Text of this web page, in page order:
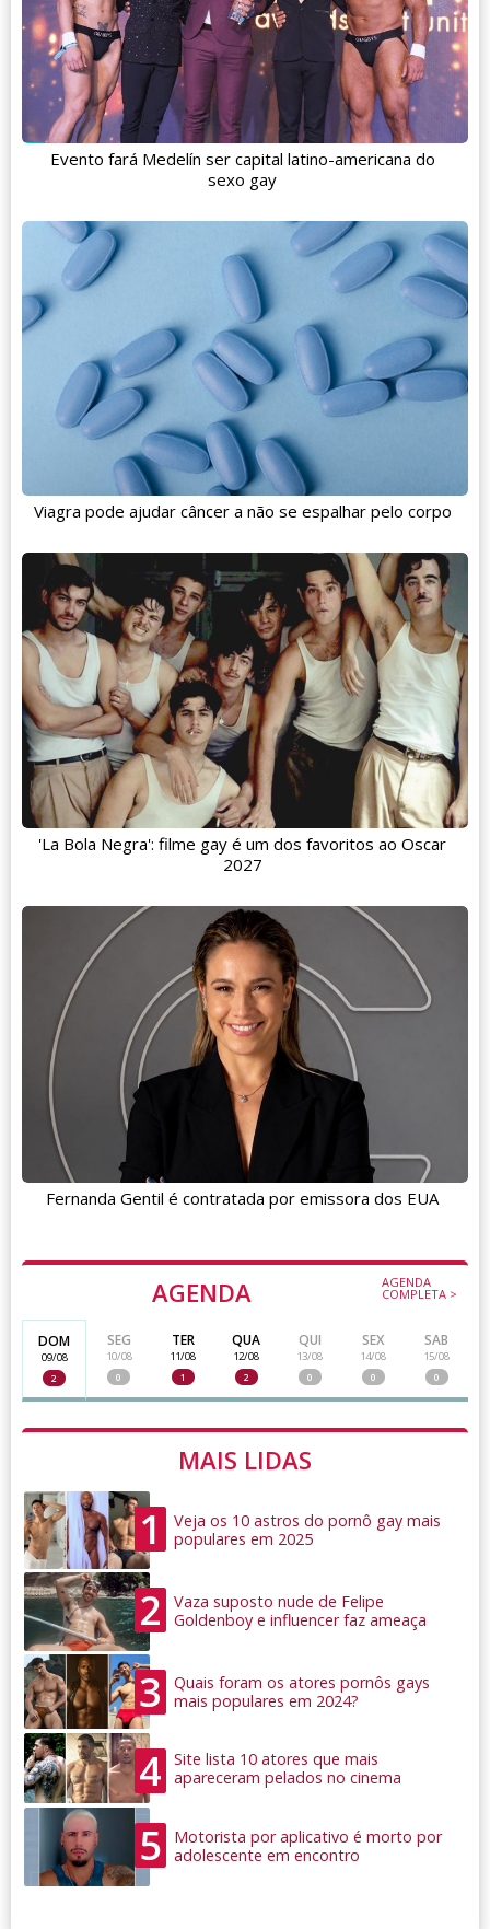
AGENDA AGENDA
COMPLETA >
DOM
09/08
2
SEG
10/08
0
TER
11/08
1
QUA
12/08
2
QUI
13/08
0
SEX
14/08
0
SAB
15/08
0
MAIS LIDAS
1
Veja os 10 astros do pornô gay mais
populares em 2025
2
Vaza suposto nude de Felipe
Goldenboy e influencer faz ameaça
3
Quais foram os atores pornôs gays
mais populares em 2024?
4
Site lista 10 atores que mais
apareceram pelados no cinema
5
Motorista por aplicativo é morto por
adolescente em encontro
Evento fará Medelín ser capital latino-americana do
sexo gay
Viagra pode ajudar câncer a não se espalhar pelo corpo
'La Bola Negra': filme gay é um dos favoritos ao Oscar
2027
Fernanda Gentil é contratada por emissora dos EUA